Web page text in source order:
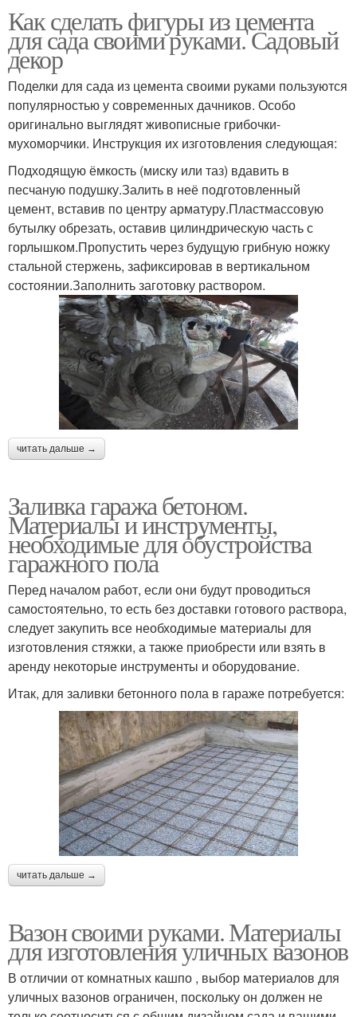
Как сделать фигуры из цемента
для сада своими руками. Садовый
декор
Поделки для сада из цемента своими руками пользуются
популярностью у современных дачников. Особо
оригинально выглядят живописные грибочки-
мухоморчики. Инструкция их изготовления следующая:
Подходящую ёмкость (миску или таз) вдавить в
песчаную подушку.Залить в неё подготовленный
цемент, вставив по центру арматуру.Пластмассовую
бутылку обрезать, оставив цилиндрическую часть с
горлышком.Пропустить через будущую грибную ножку
стальной стержень, зафиксировав в вертикальном
состоянии.Заполнить заготовку раствором.
читать дальше →
Заливка гаража бетоном.
Материалы и инструменты,
необходимые для обустройства
гаражного пола
Перед началом работ, если они будут проводиться
самостоятельно, то есть без доставки готового раствора,
следует закупить все необходимые материалы для
изготовления стяжки, а также приобрести или взять в
аренду некоторые инструменты и оборудование.
Итак, для заливки бетонного пола в гараже потребуется:
читать дальше →
Вазон своими руками. Материалы
для изготовления уличных вазонов
В отличии от комнатных кашпо , выбор материалов для
уличных вазонов ограничен, поскольку он должен не